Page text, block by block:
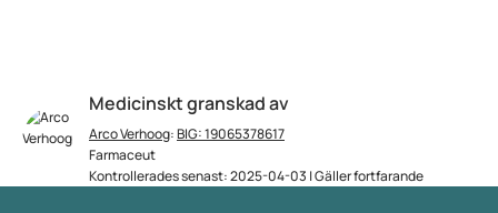
Medicinskt granskad av
Arco Verhoog:BIG: 19065378617
Farmaceut
Kontrollerades senast: 2025-04-03 | Gäller fortfarande